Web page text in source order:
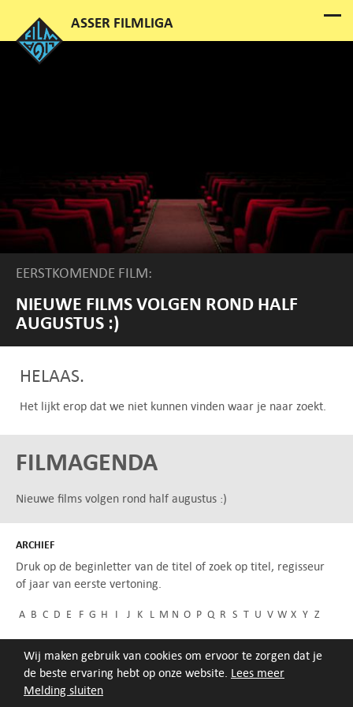
Melding sluiten
Wij maken gebruik van cookies om ervoor te zorgen dat je
de beste ervaring hebt op onze website. Lees meer
EERSTKOMENDE FILM:
NIEUWE FILMS VOLGEN ROND HALF
AUGUSTUS :)
HELAAS.
Het lijkt erop dat we niet kunnen vinden waar je naar zoekt.
FILMAGENDA
Nieuwe films volgen rond half augustus :)
ARCHIEF
Druk op de beginletter van de titel of zoek op titel, regisseur
of jaar van eerste vertoning.
A B C D E F G H I J K L M N O P Q R S T U V W X Y Z